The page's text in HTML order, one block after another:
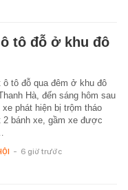
tô đỗ ở khu đô
ô tô đỗ qua đêm ở khu đô
Hà, đến sáng hôm sau
xe phát hiện bị trộm tháo
2 bánh xe, gầm xe được
- 6 giờ trước